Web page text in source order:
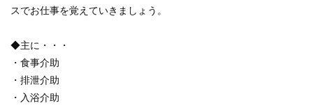
スでお仕事を覚えていきましょう。
◆主に・・・
・食事介助
・排泄介助
・入浴介助